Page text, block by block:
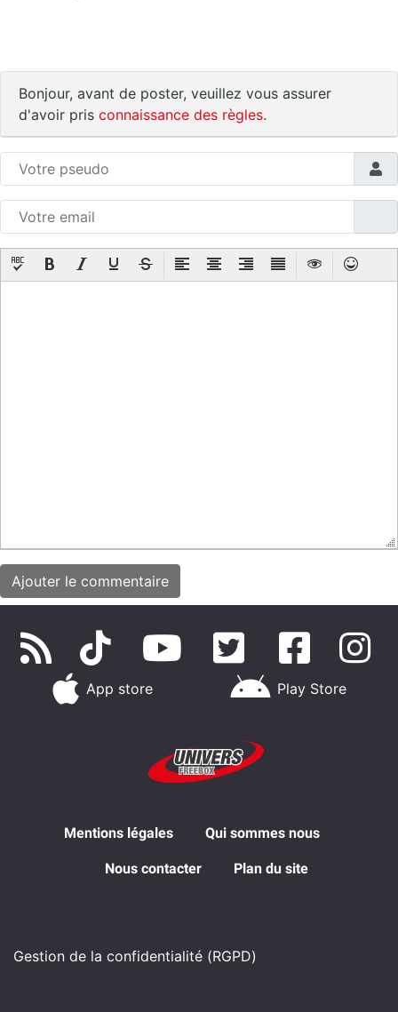
Bonjour, avant de poster, veuillez vous assurer
d'avoir pris connaissance des règles.
App store Play Store
Mentions légales Qui sommes nous
Nous contacter Plan du site
Gestion de la confidentialité (RGPD)